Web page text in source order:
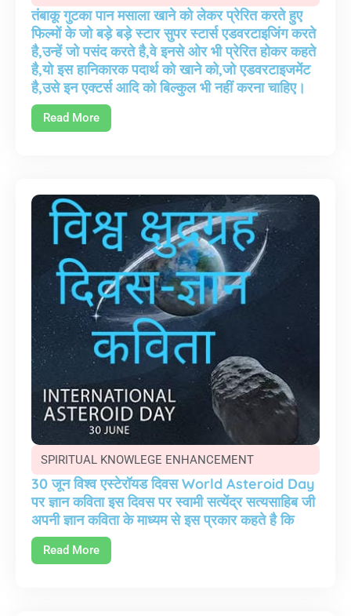
तंबाकू गुटका पान मसाला खाने को लेकर प्रेरित करते हुए
फिल्मों के जो बड़े बड़े स्टार सुपर स्टार्स एडवरटाइजिंग करते
है,उन्हें जो पसंद करते है,वे इनसे ओर भी प्रेरित होकर कहते
है,यो इस हानिकारक पदार्थ को खाने को,जो एडवरटाइजमेंट
है,उसे इन एक्टर्स आदि को बिल्कुल भी नहीं करना चाहिए।
Read More
SPIRITUAL KNOWLEGE ENHANCEMENT
30 जून विश्व एस्टेरॉयड दिवस World Asteroid Day
पर ज्ञान कविता इस दिवस पर स्वामी सत्येंद्र सत्यसाहिब जी
अपनी ज्ञान कविता के माध्यम से इस प्रकार कहते है कि
Read More